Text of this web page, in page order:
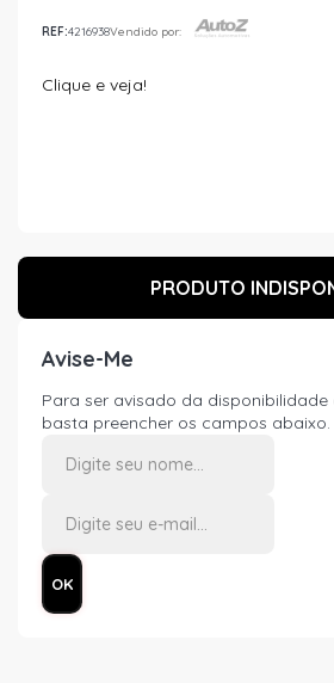
REF:4216938Vendido por:
Clique e veja!
PRODUTO
Avise-Me
Para ser avisado da disponibilidade
basta preencher os campos abaixo.